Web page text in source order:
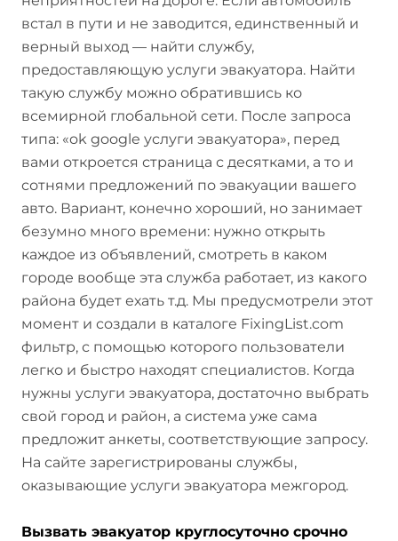
встал в пути и не заводится, единственный и
верный выход — найти службу,
предоставляющую услуги эвакуатора. Найти
такую службу можно обратившись ко
всемирной глобальной сети. После запроса
типа: «ok google услуги эвакуатора», перед
вами откроется страница с десятками, а то и
сотнями предложений по эвакуации вашего
авто. Вариант, конечно хороший, но занимает
безумно много времени: нужно открыть
каждое из объявлений, смотреть в каком
городе вообще эта служба работает, из какого
района будет ехать т.д. Мы предусмотрели этот
момент и создали в каталоге FixingList.com
фильтр, с помощью которого пользователи
легко и быстро находят специалистов. Когда
нужны услуги эвакуатора, достаточно выбрать
свой город и район, а система уже сама
предложит анкеты, соответствующие запросу.
На сайте зарегистрированы службы,
оказывающие услуги эвакуатора межгород.
Вызвать эвакуатор круглосуточно срочно